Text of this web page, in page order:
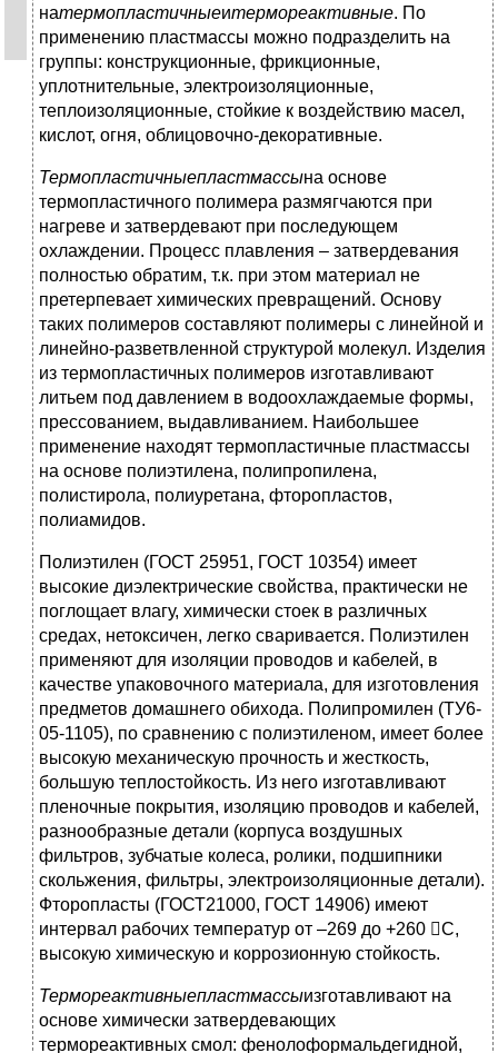
натермопластичныеитермореактивные. По
применению пластмассы можно подразделить на
группы: конструкционные, фрикционные,
уплотнительные, электроизоляционные,
теплоизоляционные, стойкие к воздействию масел,
кислот, огня, облицовочно-декоративные.
Термопластичныепластмассына основе
термопластичного полимера размягчаются при
нагреве и затвердевают при последующем
охлаждении. Процесс плавления – затвердевания
полностью обратим, т.к. при этом материал не
претерпевает химических превращений. Основу
таких полимеров составляют полимеры с линейной и
линейно-разветвленной структурой молекул. Изделия
из термопластичных полимеров изготавливают
литьем под давлением в водоохлаждаемые формы,
прессованием, выдавливанием. Наибольшее
применение находят термопластичные пластмассы
на основе полиэтилена, полипропилена,
полистирола, полиуретана, фторопластов,
полиамидов.
Полиэтилен (ГОСТ 25951, ГОСТ 10354) имеет
высокие диэлектрические свойства, практически не
поглощает влагу, химически стоек в различных
средах, нетоксичен, легко сваривается. Полиэтилен
применяют для изоляции проводов и кабелей, в
качестве упаковочного материала, для изготовления
предметов домашнего обихода. Полипромилен (ТУ6-
05-1105), по сравнению с полиэтиленом, имеет более
высокую механическую прочность и жесткость,
большую теплостойкость. Из него изготавливают
пленочные покрытия, изоляцию проводов и кабелей,
разнообразные детали (корпуса воздушных
фильтров, зубчатые колеса, ролики, подшипники
скольжения, фильтры, электроизоляционные детали).
Фторопласты (ГОСТ21000, ГОСТ 14906) имеют
интервал рабочих температур от –269 до +260 С,
высокую химическую и коррозионную стойкость.
Термореактивныепластмассыизготавливают на
основе химически затвердевающих
термореактивных смол: фенолоформальдегидной,